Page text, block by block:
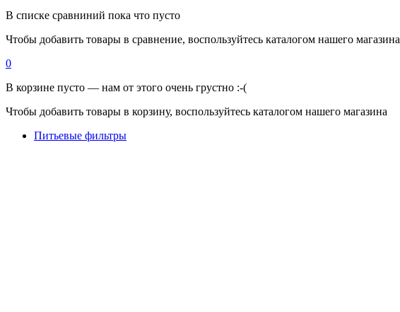
В списке сравниний пока что пусто
Чтобы добавить товары в сравнение, воспользуйтесь каталогом нашего магазина
0
В корзине пусто — нам от этого очень грустно :-(
Чтобы добавить товары в корзину, воспользуйтесь каталогом нашего магазина
Питьевые фильтры